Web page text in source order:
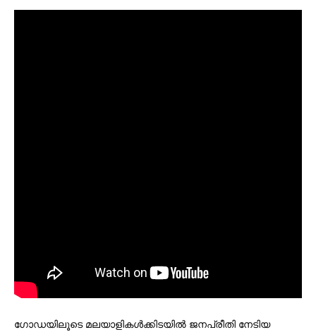
ഗോഡയിലൂടെ മലയാളികൾക്കിടയിൽ ജനപ്രീതി നേടിയ